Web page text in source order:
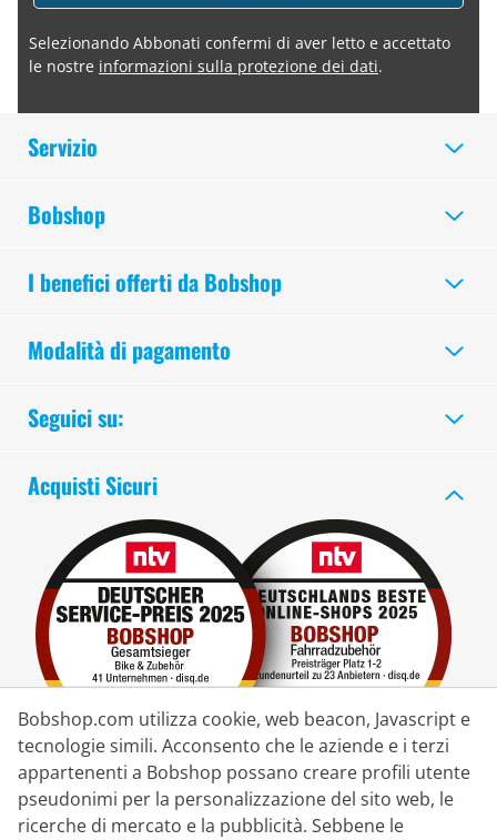
Selezionando Abbonati confermi di aver letto e accettato
le nostre informazioni sulla protezione dei dati.
Servizio
Bobshop
I benefici offerti da Bobshop
Modalità di pagamento
Seguici su:
Acquisti Sicuri
Partner di Consegna
Bobshop.com utilizza cookie, web beacon, Javascript e
tecnologie simili. Acconsento che le aziende e i terzi
appartenenti a Bobshop possano creare profili utente
pseudonimi per la personalizzazione del sito web, le
ricerche di mercato e la pubblicità. Sebbene le